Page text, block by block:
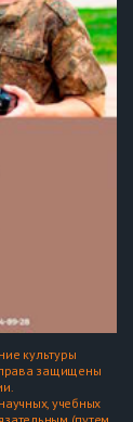
культуры
защищены
учебных